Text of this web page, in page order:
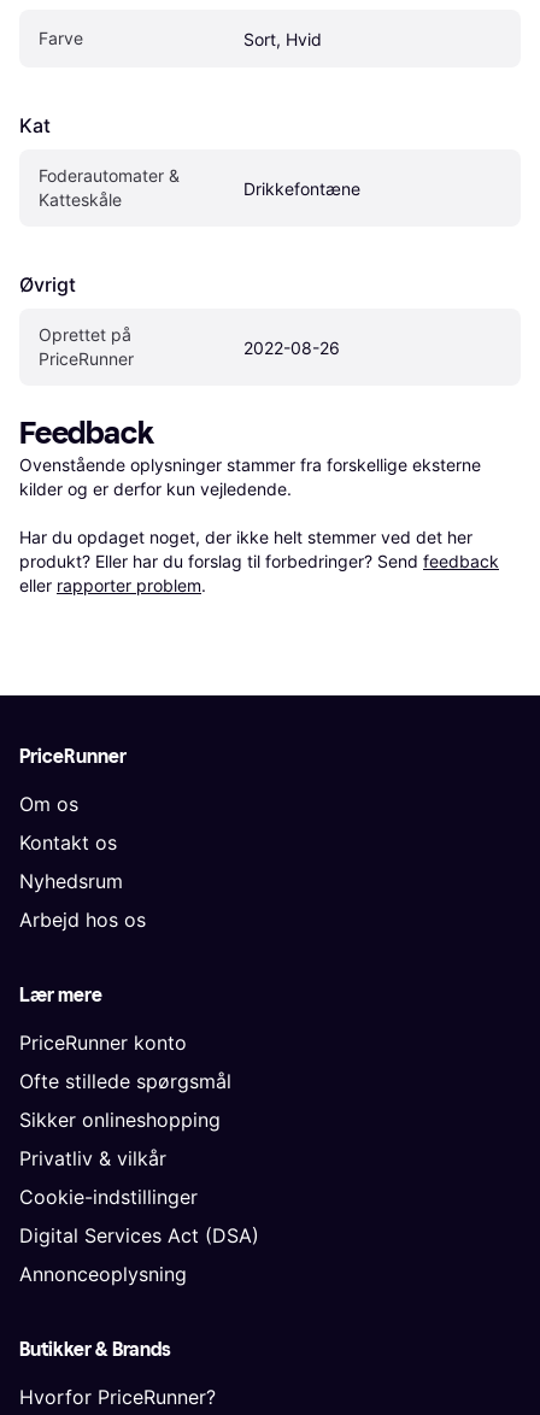
Farve Sort, Hvid
Kat
Foderautomater &
Katteskåle
Drikkefontæne
Øvrigt
Oprettet på
PriceRunner
2022-08-26
Feedback
Ovenstående oplysninger stammer fra forskellige eksterne
kilder og er derfor kun vejledende.
Har du opdaget noget, der ikke helt stemmer ved det her
produkt? Eller har du forslag til forbedringer? Send feedback
eller rapporter problem.
PriceRunner
Om os
Kontakt os
Nyhedsrum
Arbejd hos os
Lær mere
PriceRunner konto
Ofte stillede spørgsmål
Sikker onlineshopping
Privatliv & vilkår
Cookie-indstillinger
Digital Services Act (DSA)
Annonceoplysning
Butikker & Brands
Hvorfor PriceRunner?